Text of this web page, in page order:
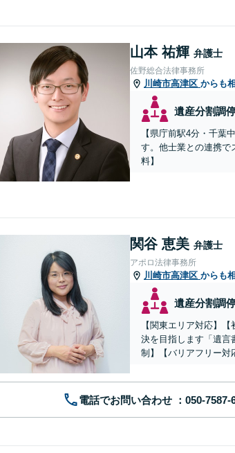
山本 祐輝 弁護士
佐野総合法律事務所
川崎市高津区 からも
遺産分割調
【県庁前駅4分・千葉
す。他士業との連携で
料】
関谷 恵美 弁護士
アポロ法律事務所
川崎市高津区 からも
遺産分割調
【関東エリア対応】
決を目指します「遺言
制】【バリアフリー対
電話でお問い合わせ